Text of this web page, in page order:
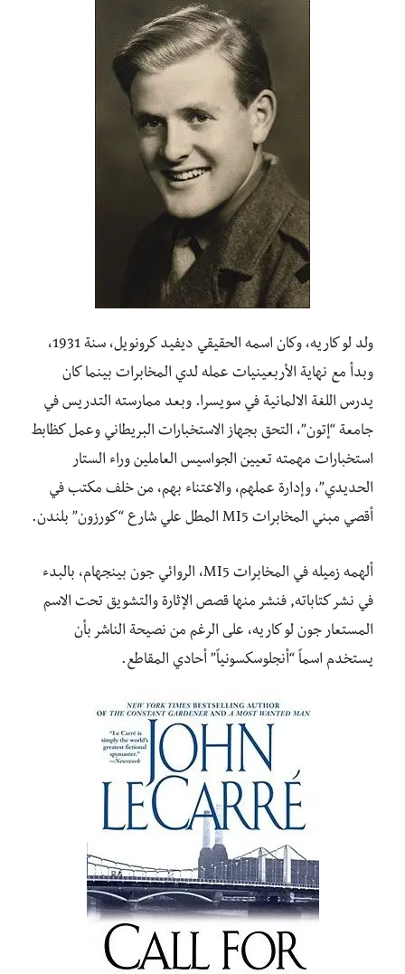
ولد لو كاريه، وكان اسمه الحقيقي ديفيد كرونويل، سنة 1931،
وبدأ مع نهاية الأربعينيات عمله لدي المخابرات بينما كان
يدرس اللغة الالمانية في سويسرا. وبعد ممارسته التدريس في
جامعة “إتون”، التحق بجهاز الاستخبارات البريطاني وعمل كظابط
استخبارات مهمته تعيين الجواسيس العاملين وراء الستار
الحديدي”، وإدارة عملهم، والاعتناء بهم، من خلف مكتب في
أقصي مبني المخابرات MI5 المطل علي شارع “كورزون” بلندن.
ألهمه زميله في المخابرات MI5، الروائي جون بينجهام، بالبدء
في نشر كتاباته, فنشر منها قصص الإثارة والتشويق تحت الاسم
المستعار جون لو كاريه، على الرغم من نصيحة الناشر بأن
يستخدم اسماً “أنجلوسكسونياً” أحادي المقاطع.